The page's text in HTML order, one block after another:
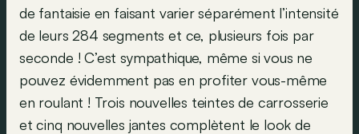
de fantaisie en faisant varier séparément l’intensité
de leurs 284 segments et ce, plusieurs fois par
seconde ! C’est sympathique, même si vous ne
pouvez évidemment pas en profiter vous-même
en roulant ! Trois nouvelles teintes de carrosserie
et cinq nouvelles jantes complètent le look de